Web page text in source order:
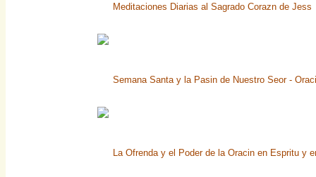
Meditaciones Diarias al Sagrado Corazn de Jess
Semana Santa y la Pasin de Nuestro Seor -
La Ofrenda y el Poder de la Oracin en Espritu y